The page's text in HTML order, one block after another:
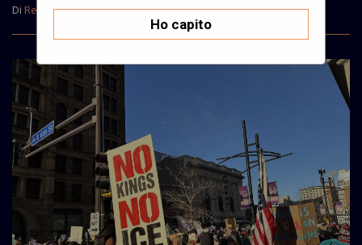
Di RedazioneIl 30 Gennaio, 2026
Ho capito